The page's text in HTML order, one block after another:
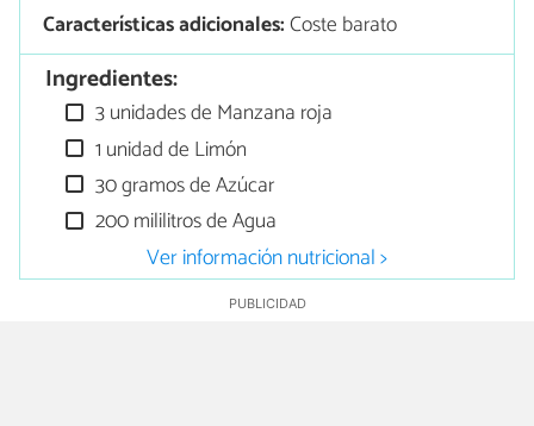
Características adicionales:Coste barato
Ingredientes:
3 unidades de Manzana roja
1 unidad de Limón
30 gramos de Azúcar
200 mililitros de Agua
Ver información nutricional >